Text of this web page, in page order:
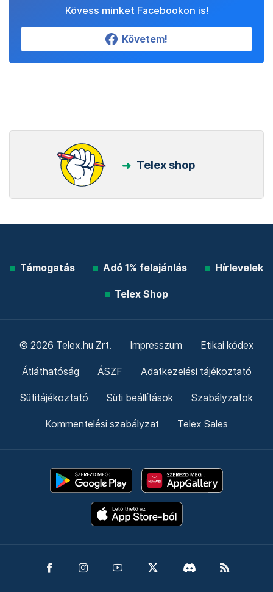
Kövess minket Facebookon is!
Követem!
Telex shop
Támogatás Adó 1% felajánlás Hírlevelek
Telex Shop
© 2026 Telex.hu Zrt. Impresszum Etikai kódex
Átláthatóság ÁSZF Adatkezelési tájékoztató
Sütitájékoztató Süti beállítások Szabályzatok
Kommentelési szabályzat Telex Sales